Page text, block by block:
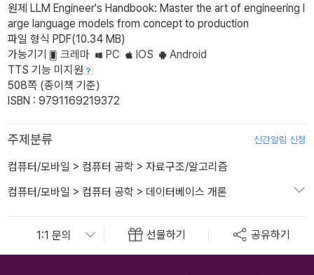
원제 LLM Engineer's Handbook: Master the art of engineering l
arge language models from concept to production
파일 형식 PDF(10.34 MB)
가능기기
크레마 PC IOS
Android
TTS 기능 미지원
508쪽 (종이책 기준)
ISBN : 9791169219372
주제분류 신간알림 신청
컴퓨터/모바일 > 컴퓨터 공학 > 자료구조/알고리즘
컴퓨터/모바일 > 컴퓨터 공학 > 데이터베이스 개론
선물하기 공유하기